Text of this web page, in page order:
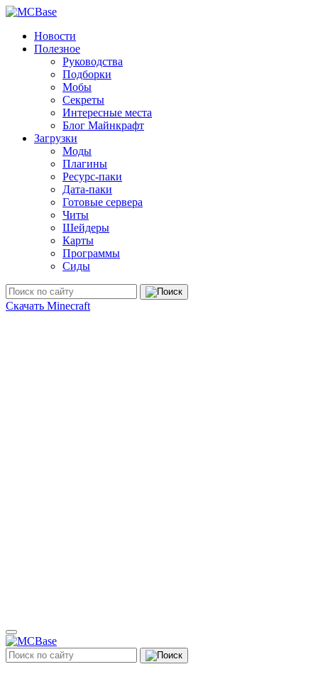
Новости
Полезное
Руководства
Подборки
Мобы
Секреты
Интересные места
Блог Майнкрафт
Загрузки
Моды
Плагины
Ресурс-паки
Дата-паки
Готовые сервера
Читы
Шейдеры
Карты
Программы
Сиды
Скачать Minecraft